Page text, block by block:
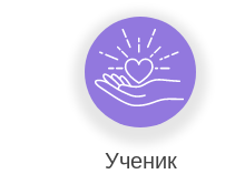
Ученик